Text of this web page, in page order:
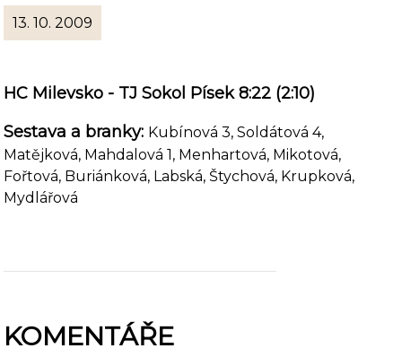
13. 10. 2009
HC Milevsko - TJ Sokol Písek 8:22 (2:10)
Sestava a branky: Kubínová 3, Soldátová 4,
Matějková, Mahdalová 1, Menhartová, Mikotová,
Fořtová, Buriánková, Labská, Štychová, Krupková,
Mydlářová
KOMENTÁŘE